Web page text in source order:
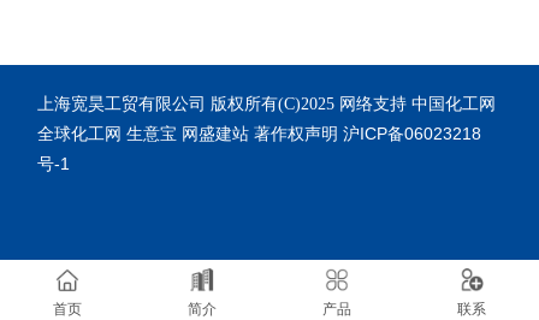
上海宽昊工贸有限公司 版权所有(C)2025 网络支持 中国化工网
全球化工网 生意宝 网盛建站 著作权声明 沪ICP备06023218
号-1
首页 简介 产品 联系